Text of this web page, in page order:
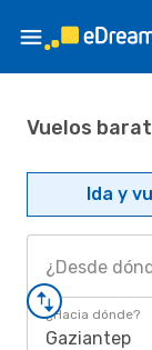
Vuelos
Ida y
¿Desde
¿Hacia dónde?
Gaziantep